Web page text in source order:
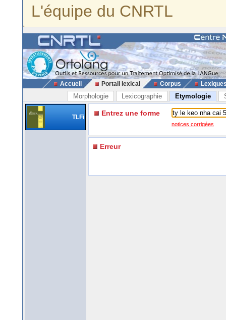
L'équipe du CNRTL
Accueil Portail lexical Corpus
Morphologie Lexicographie Etymologie
TLFi Entrez une forme
notices corrigées
Erreur